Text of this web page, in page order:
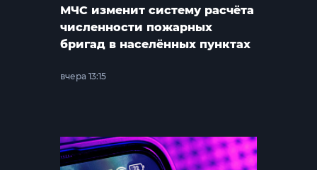
МЧС изменит систему расчёта
численности пожарных
бригад в населённых пунктах
вчера 13:15